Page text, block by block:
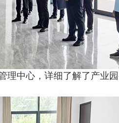
理中心，详细了解了产业